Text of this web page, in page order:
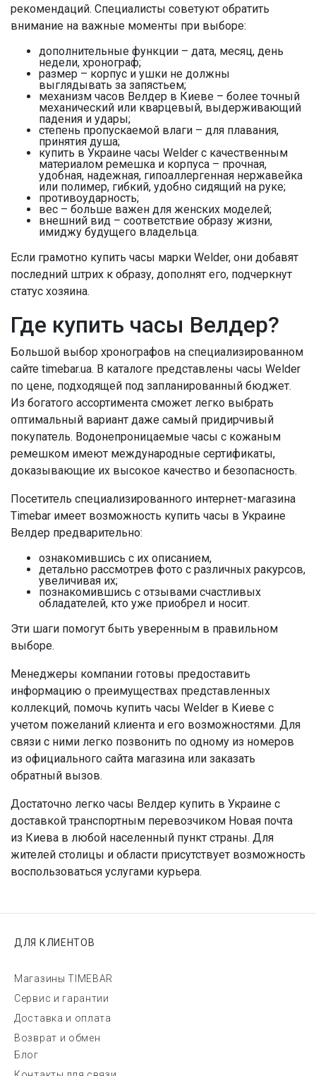
рекомендаций. Специалисты советуют обратить
внимание на важные моменты при выборе:
дополнительные функции – дата, месяц, день
недели, хронограф;
размер – корпус и ушки не должны
выглядывать за запястьем;
механизм часов Велдер в Киеве – более точный
механический или кварцевый, выдерживающий
падения и удары;
степень пропускаемой влаги – для плавания,
принятия душа;
купить в Украине часы Welder c качественным
материалом ремешка и корпуса – прочная,
удобная, надежная, гипоаллергенная нержавейка
или полимер, гибкий, удобно сидящий на руке;
противоударность;
вес – больше важен для женских моделей;
внешний вид – соответствие образу жизни,
имиджу будущего владельца.
Если грамотно купить часы марки Welder, они добавят
последний штрих к образу, дополнят его, подчеркнут
статус хозяина.
Где купить часы Велдер?
Большой выбор хронографов на специализированном
сайте timebar.ua. В каталоге представлены часы Welder
по цене, подходящей под запланированный бюджет.
Из богатого ассортимента сможет легко выбрать
оптимальный вариант даже самый придирчивый
покупатель. Водонепроницаемые часы с кожаным
ремешком имеют международные сертификаты,
доказывающие их высокое качество и безопасность.
Посетитель специализированного интернет-магазина
Timebar имеет возможность купить часы в Украине
Велдер предварительно:
ознакомившись с их описанием,
детально рассмотрев фото с различных ракурсов,
увеличивая их;
познакомившись с отзывами счастливых
обладателей, кто уже приобрел и носит.
Эти шаги помогут быть уверенным в правильном
выборе.
Менеджеры компании готовы предоставить
информацию о преимуществах представленных
коллекций, помочь купить часы Welder в Киеве с
учетом пожеланий клиента и его возможностями. Для
связи с ними легко позвонить по одному из номеров
из официального сайта магазина или заказать
обратный вызов.
Достаточно легко часы Велдер купить в Украине с
доставкой транспортным перевозчиком Новая почта
из Киева в любой населенный пункт страны. Для
жителей столицы и области присутствует возможность
воспользоваться услугами курьера.
ДЛЯ КЛИЕНТОВ
Магазины TIMEBAR
Сервис и гарантии
Доставка и оплата
Возврат и обмен
Блог